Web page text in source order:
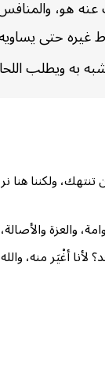
هو،
غيره حتى
به ويطلب
ولكننا
أغْيَر منه،